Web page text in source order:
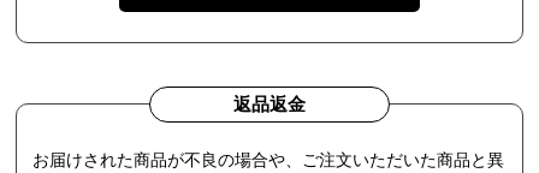
返品返金
お届けされた商品が不良の場合や、ご注文いただいた商品と異